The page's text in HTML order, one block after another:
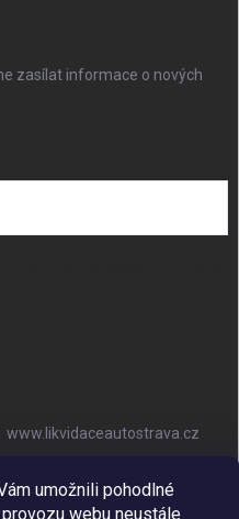
umožnili pohodlné
webu neustále
zasílat informace o nových
www.likvidaceautostrava.cz